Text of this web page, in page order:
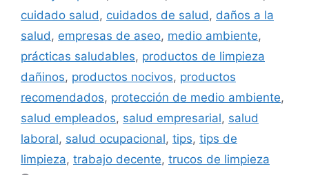
cuidado salud , cuidados de salud , daños a la
salud , empresas de aseo, medio ambiente,
prácticas saludables, productos de limpieza
dañinos, productos nocivos, productos
recomendados, protección de medio ambiente,
salud empleados, salud empresarial, salud
laboral, salud ocupacional, tips, tips de
limpieza, trabajo decente, trucos de limpieza